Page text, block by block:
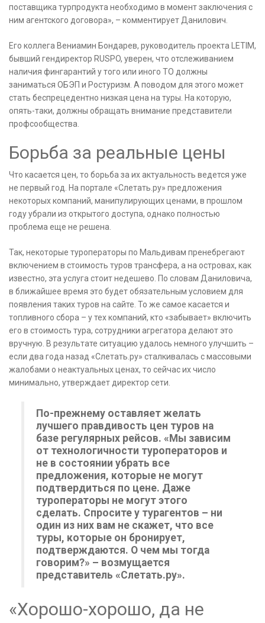
поставщика турпродукта необходимо в момент заключения с
ним агентского договора», – комментирует Данилович.
Его коллега Вениамин Бондарев, руководитель проекта LETIM,
бывший гендиректор RUSPO, уверен, что отслеживанием
наличия фингарантий у того или иного ТО должны
заниматься ОБЭП и Ростуризм. А поводом для этого может
стать беспрецедентно низкая цена на туры. На которую,
опять-таки, должны обращать внимание представители
профсообщества.
Борьба за реальные цены
Что касается цен, то борьба за их актуальность ведется уже
не первый год. На портале «Слетать.ру» предложения
некоторых компаний, манипулирующих ценами, в прошлом
году убрали из открытого доступа, однако полностью
проблема еще не решена.
Так, некоторые туроператоры по Мальдивам пренебрегают
включением в стоимость туров трансфера, а на островах, как
известно, эта услуга стоит недешево. По словам Даниловича,
в ближайшее время это будет обязательным условием для
появления таких туров на сайте. То же самое касается и
топливного сбора – у тех компаний, кто «забывает» включить
его в стоимость тура, сотрудники агрегатора делают это
вручную. В результате ситуацию удалось немного улучшить –
если два года назад «Слетать.ру» сталкивалась с массовыми
жалобами о неактуальных ценах, то сейчас их число
минимально, утверждает директор сети.
По-прежнему оставляет желать
лучшего правдивость цен туров на
базе регулярных рейсов. «Мы зависим
от технологичности туроператоров и
не в состоянии убрать все
предложения, которые не могут
подтвердиться по цене. Даже
туроператоры не могут этого
сделать. Спросите у турагентов – ни
один из них вам не скажет, что все
туры, которые он бронирует,
подтверждаются. О чем мы тогда
говорим?» – возмущается
представитель «Слетать.ру».
«Хорошо-хорошо, да не